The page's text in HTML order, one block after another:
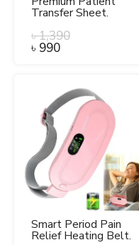
Transfer Sheet.
৳1,390
৳ 990
Smart Period Pain
Relief Heating Belt.